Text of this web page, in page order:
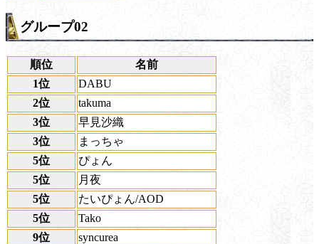
グループ02
順位
名前
1位
DABU
2位
takuma
3位
早見沙織
3位
まっちゃ
5位
ぴょん
5位
月夜
5位
たいぴょん/AOD
5位
Tako
9位
syncurea